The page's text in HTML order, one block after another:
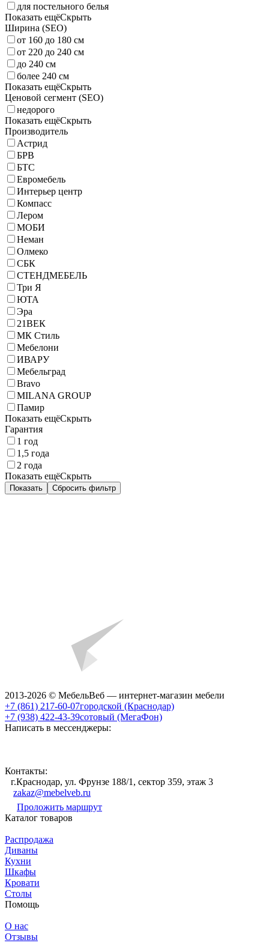
для постельного белья
Показать ещёСкрыть
Ширина (SEO)
от 160 до 180 см
от 220 до 240 см
до 240 см
более 240 см
Показать ещёСкрыть
Ценовой сегмент (SEO)
недорого
Показать ещёСкрыть
Производитель
Астрид
БРВ
БТС
Евромебель
Интерьер центр
Компасс
Лером
МОБИ
Неман
Олмеко
СБК
СТЕНДМЕБЕЛЬ
Три Я
ЮТА
Эра
21ВЕК
МК Стиль
Мебелони
ИВАРУ
Мебельград
Bravo
MILANA GROUP
Памир
Показать ещёСкрыть
Гарантия
1 год
1,5 года
2 года
Показать ещёСкрыть
Показать Сбросить фильтр
2013-2026 © МебельВеб — интернет-магазин мебели
+7 (861) 217-60-07городской (Краснодар)
+7 (938) 422-43-39сотовый (МегаФон)
Написать в мессенджеры:
Контакты:
г.Краснодар, ул. Фрунзе 188/1, сектор 359, этаж 3
zakaz@mebelveb.ru
Проложить маршрут
Каталог товаров
Распродажа
Диваны
Кухни
Шкафы
Кровати
Столы
Помощь
О нас
Отзывы